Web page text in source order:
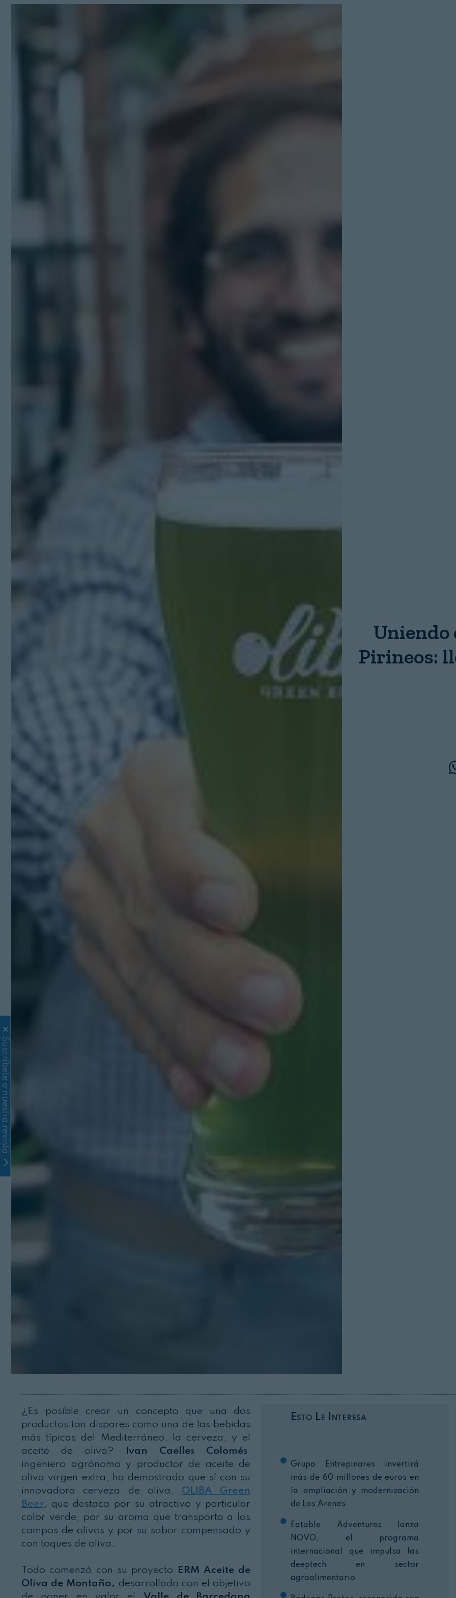
Uniendo
Pirineos:
Esto Le Interesa
Grupo Entrepinares invertirá
más de 60 millones de euros en
la ampliación y modernización
de Las Arenas
Eatable Adventures lanza
NOVO, el programa
internacional que impulsa las
deeptech en sector
agroalimentario
¿Es posible crear un concepto que una dos
productos tan dispares como una de las bebidas
más típicas del Mediterráneo, la cerveza, y el
aceite de oliva? Ivan Caelles Colomés ,
ingeniero agrónomo y productor de aceite de
oliva virgen extra, ha demostrado que sí con su
innovadora cerveza de oliva, OLIBA Green
Beer, que destaca por su atractivo y particular
color verde, por su aroma que transporta a los
campos de olivos y por su sabor compensado y
con toques de oliva.
Todo comenzó con su proyecto ERM Aceite de
Oliva de Montaña, desarrollado con el objetivo
Suscríbete a nuestra revista